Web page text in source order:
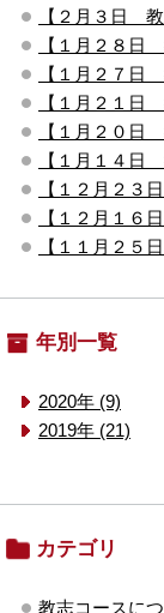
【２月３日 教
【１月２８日
【１月２７日
【１月２１日
【１月２０日
【１月１４日
【１２月２３
【１２月１６
【１１月２５
年別一覧
2020年 (9)
2019年 (21)
カテゴリ
教志コースに